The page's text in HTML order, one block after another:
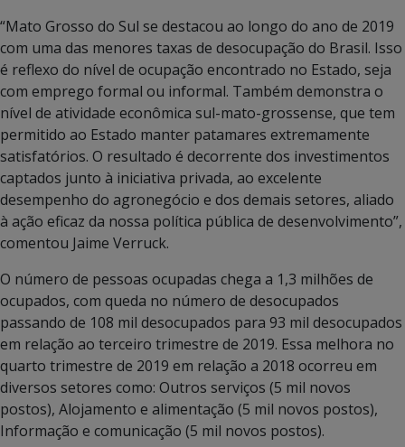
“Mato Grosso do Sul se destacou ao longo do ano de 2019
com uma das menores taxas de desocupação do Brasil. Isso
é reflexo do nível de ocupação encontrado no Estado, seja
com emprego formal ou informal. Também demonstra o
nível de atividade econômica sul-mato-grossense, que tem
permitido ao Estado manter patamares extremamente
satisfatórios. O resultado é decorrente dos investimentos
captados junto à iniciativa privada, ao excelente
desempenho do agronegócio e dos demais setores, aliado
à ação eficaz da nossa política pública de desenvolvimento”,
comentou Jaime Verruck.
O número de pessoas ocupadas chega a 1,3 milhões de
ocupados, com queda no número de desocupados
passando de 108 mil desocupados para 93 mil desocupados
em relação ao terceiro trimestre de 2019. Essa melhora no
quarto trimestre de 2019 em relação a 2018 ocorreu em
diversos setores como: Outros serviços (5 mil novos
postos), Alojamento e alimentação (5 mil novos postos),
Informação e comunicação (5 mil novos postos).